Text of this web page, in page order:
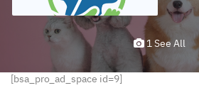
1 See All
[bsa_pro_ad_space id=9]